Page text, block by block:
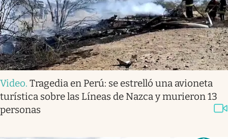
Video. Tragedia en Perú: se estrelló una avioneta
turística sobre las Líneas de Nazca y murieron 13
personas